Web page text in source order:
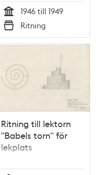
Tid
1946 till 1949
Typ
Ritning
Ritning till lektorn
"Babels torn" för
lekplats